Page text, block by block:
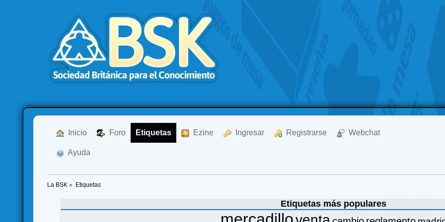
Inicio Foro Etiquetas Ezine Ingresar Registrarse Webchat
Ayuda
La BSK » Etiquetas
Etiquetas más populares